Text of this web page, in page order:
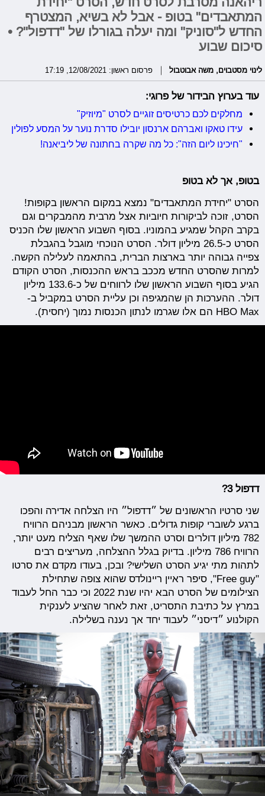
המתאבדים" בטופ - אבל לא בשיא, המצטרף
החדש ל"סוניק" ומה יעלה בגורלו של "דדפול"? •
סיכום שבוע
לינוי מסטבוים, משה אבוטבול פרסום ראשון: 12/08/2021, 17:19
עוד בערוץ הבידור של פרוגי:
מחלקים לכם כרטיסים זוגיים לסרט "מיוזיק"
עידו טאקו ואברהם ארנסון יובילו סדרת נוער על המסע לפולין
"חיכינו ליום הזה": כל מה שקרה בחתונה של ליביאנה!
בטופ, אך לא בטופ
הסרט "יחידת המתאבדים" נמצא במקום הראשון בקופות!
הסרט, זוכה לביקורות חיוביות אצל מרבית מהמבקרים וגם
בקרב הקהל שמגיע בהמוניו. בסוף השבוע הראשון שלו הכניס
הסרט כ-26.5 מיליון דולר. הסרט הנוכחי מוגבל בהגבלת
צפייה גבוהה יותר בארצות הברית, בהתאמה לעלילה הקשה.
למרות שהסרט החדש מככב בראש ההכנסות, הסרט הקודם
הגיע בסוף השבוע הראשון שלו לרווחים של כ-133.6 מיליון
דולר. ההערכות הן שהמגיפה וכן עליית הסרט במקביל ב-
HBO Max הם אלו שגרמו לנתון הכנסות נמוך (יחסית).
דדפול 3?
שני סרטיו הראשונים של ״דדפול״ היו הצלחה אדירה והפכו
ברגע לשוברי קופות גדולים. כאשר הראשון מבניהם הרוויח
782 מיליון דולרים וסרט ההמשך שלו שאף הצליח מעט יותר,
הרוויח 786 מיליון. בדיוק בגלל ההצלחה, מעריצים רבים
לתהות מתי יגיע הסרט השלישי? ובכן, בעודו מקדם את סרטו
"Free guy", סיפר ראיין ריינולדס שהוא צופה שתחילת
הצילומים של הסרט הבא יהיו שנת 2022 וכי כבר החל לעבוד
במרץ על כתיבת התסריט, זאת לאחר שהציע לענקית
הקולנוע ״דיסני״ לעבוד יחד אך נענה בשלילה.